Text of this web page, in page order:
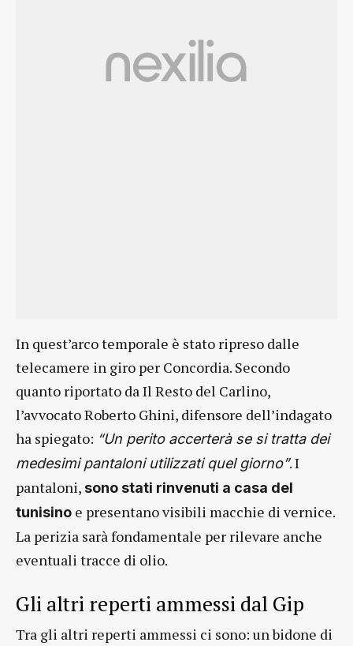
In quest’arco temporale è stato ripreso dalle
telecamere in giro per Concordia. Secondo
quanto riportato da Il Resto del Carlino,
l’avvocato Roberto Ghini, difensore dell’indagato
ha spiegato: “Un perito accerterà se si tratta dei
medesimi pantaloni utilizzati quel giorno”. I
pantaloni,sono stati rinvenuti a casa del
tunisino e presentano visibili macchie di vernice.
La perizia sarà fondamentale per rilevare anche
eventuali tracce di olio.
Gli altri reperti ammessi dal Gip
Tra gli altri reperti ammessi ci sono: un bidone di